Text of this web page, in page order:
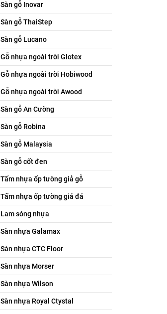
Sàn gỗ Inovar
Sàn gỗ ThaiStep
Sàn gỗ Lucano
Gỗ nhựa ngoài trời Glotex
Gỗ nhựa ngoài trời Hobiwood
Gỗ nhựa ngoài trời Awood
Sàn gỗ An Cường
Sàn gỗ Robina
Sàn gỗ Malaysia
Sàn gỗ cốt đen
Tấm nhựa ốp tường giả gỗ
Tấm nhựa ốp tường giả đá
Lam sóng nhựa
Sàn nhựa Galamax
Sàn nhựa CTC Floor
Sàn nhựa Morser
Sàn nhựa Wilson
Sàn nhựa Royal Ctystal